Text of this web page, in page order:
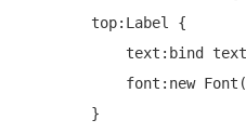
            font:
new Font(